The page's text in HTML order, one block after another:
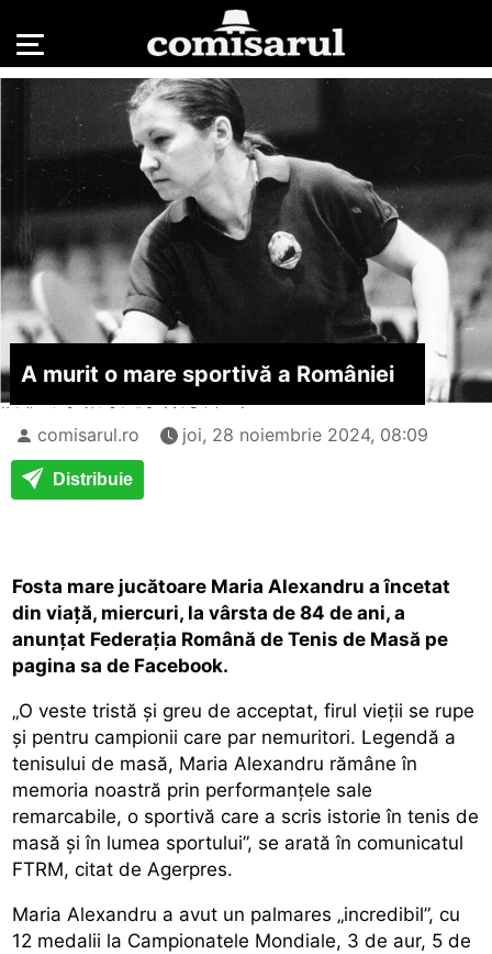
A murit o mare sportivă a României
comisarul.ro joi, 28 noiembrie 2024, 08:09
Distribuie
Fosta mare jucătoare Maria Alexandru a încetat
din viaţă, miercuri, la vârsta de 84 de ani, a
anunţat Federaţia Română de Tenis de Masă pe
pagina sa de Facebook.
„O veste tristă şi greu de acceptat, firul vieţii se rupe
şi pentru campionii care par nemuritori. Legendă a
tenisului de masă, Maria Alexandru rămâne în
memoria noastră prin performanţele sale
remarcabile, o sportivă care a scris istorie în tenis de
masă şi în lumea sportului”, se arată în comunicatul
FTRM, citat de Agerpres.
Maria Alexandru a avut un palmares „incredibil”, cu
12 medalii la Campionatele Mondiale, 3 de aur, 5 de